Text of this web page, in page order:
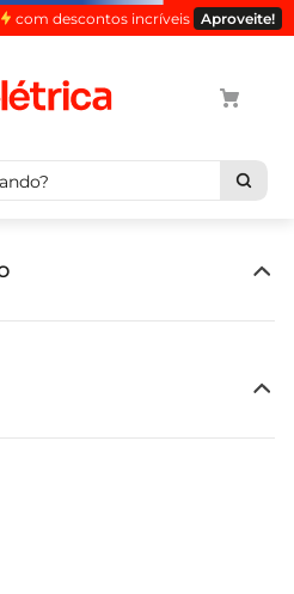
com descontos incríveis Aproveite!